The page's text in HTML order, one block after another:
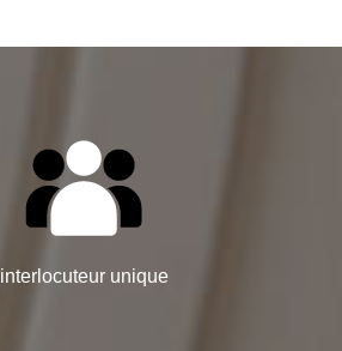
interlocuteur unique